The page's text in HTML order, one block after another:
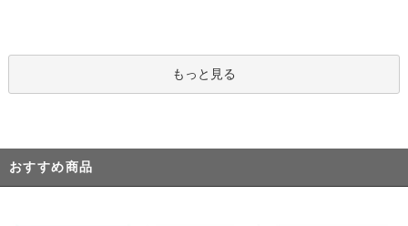
もっと見る
おすすめ商品